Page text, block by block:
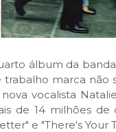
álbum da banda
trabalho marca
vocalista
de 14 milhões
e "There's Your